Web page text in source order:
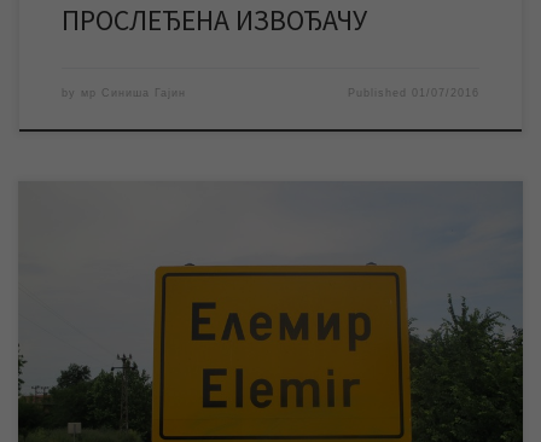
ПРОСЛЕЂЕНА ИЗВОЂАЧУ
by мр Синиша Гајин Published 01/07/2016
Због радова Електродистрибуције Зрењанин на електро
снабдевања електричном енергијом насељеног места Елемир
у времену од 7,30 до 14,30 часова. Из тог разлога без
напајања у поменутом временском периоду остаће и бунарске
пумпе које снабдевају поменуто насељено место водом за
пиће. Водоторањ у […]